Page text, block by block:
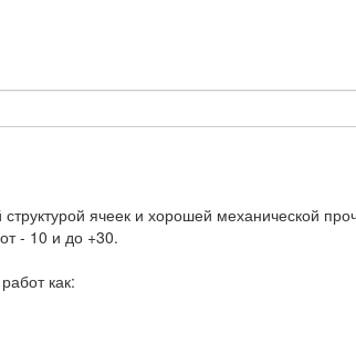
ячеек и хорошей механической
- 10 и до +30.
как: